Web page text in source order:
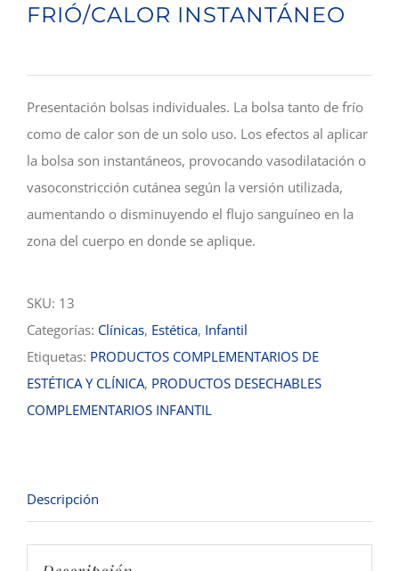
FRIÓ/CALOR INSTANTÁNEO
Presentación bolsas individuales. La bolsa tanto de frío
como de calor son de un solo uso. Los efectos al aplicar
la bolsa son instantáneos, provocando vasodilatación o
vasoconstricción cutánea según la versión utilizada,
aumentando o disminuyendo el flujo sanguíneo en la
zona del cuerpo en donde se aplique.
SKU: 13
Categorías: Clínicas, Estética, Infantil
Etiquetas: PRODUCTOS COMPLEMENTARIOS DE
ESTÉTICA Y CLÍNICA, PRODUCTOS DESECHABLES
COMPLEMENTARIOS INFANTIL
Descripción